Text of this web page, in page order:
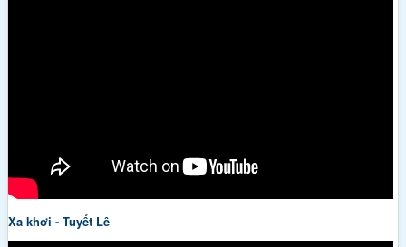
Xa khơi - Tuyết Lê